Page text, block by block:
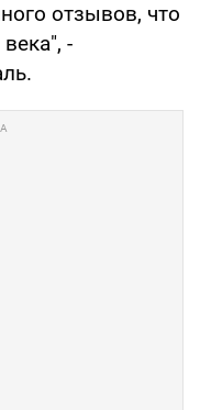
отзывов, что
-